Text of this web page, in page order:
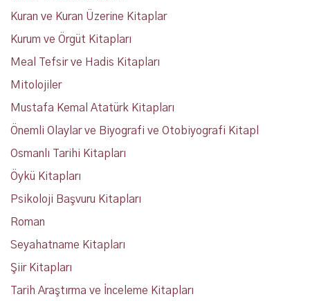
Kuran ve Kuran Üzerine Kitaplar
Kurum ve Örgüt Kitapları
Meal Tefsir ve Hadis Kitapları
Mitolojiler
Mustafa Kemal Atatürk Kitapları
Önemli Olaylar ve Biyografi ve Otobiyografi Kitapl
Osmanlı Tarihi Kitapları
Öykü Kitapları
Psikoloji Başvuru Kitapları
Roman
Seyahatname Kitapları
Şiir Kitapları
Tarih Araştırma ve İnceleme Kitapları